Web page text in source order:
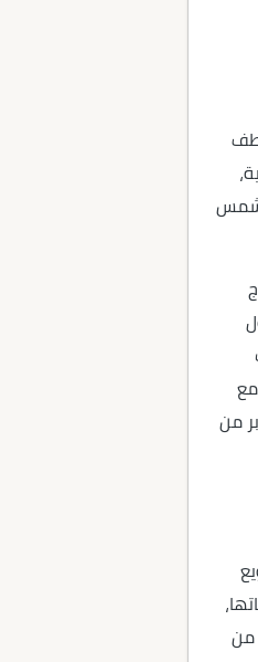
الشمس
مع
من
على تخصيص 40% فقط من